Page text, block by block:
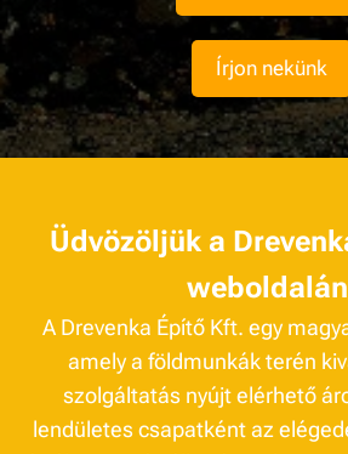
Írjon nekünk
Üdvözöljük a
A Drevenka Építő Kft. egy
amely a földmunkák terén
szolgáltatás nyújt elérhető
lendületes csapatként az